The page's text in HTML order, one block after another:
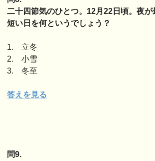
二十四節気のひとつ。12月22日頃。夜
短い日を何というでしょう？
1. 立冬
2. 小雪
3. 冬至
答えを見る
問9.